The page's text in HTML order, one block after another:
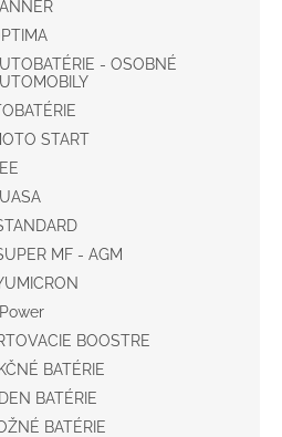
- OSOBNÉ
START
MF - AGM
BOOSTRE
BATÉRIE
BATÉRIE
BATÉRIE